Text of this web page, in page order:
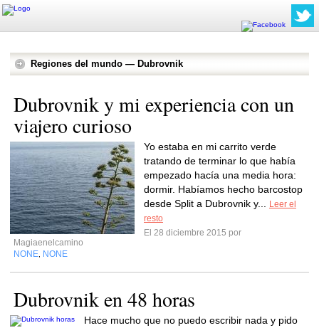
Regiones del mundo — Dubrovnik
Dubrovnik y mi experiencia con un
viajero curioso
Yo estaba en mi carrito verde
tratando de terminar lo que había
empezado hacía una media hora:
dormir. Habíamos hecho barcostop
desde Split a Dubrovnik y...
Leer el
resto
El 28 diciembre 2015 por
Magiaenelcamino
NONE NONE
Dubrovnik en 48 horas
Hace mucho que no puedo escribir nada y pido